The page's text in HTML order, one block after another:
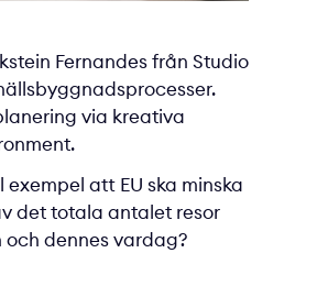
Fernandes från Studio
via kreativa
att EU ska minska
det totala antalet resor
dennes vardag?